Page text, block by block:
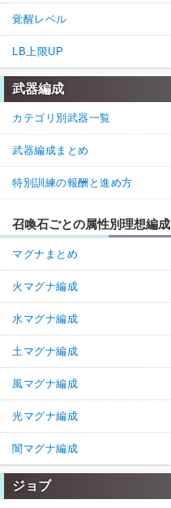
覚醒レベル
LB上限UP
武器編成
カテゴリ別武器一覧
武器編成まとめ
特別訓練の報酬と進め方
召喚石ごとの属性別理想編成
マグナまとめ
火マグナ編成
水マグナ編成
土マグナ編成
風マグナ編成
光マグナ編成
闇マグナ編成
ジョブ